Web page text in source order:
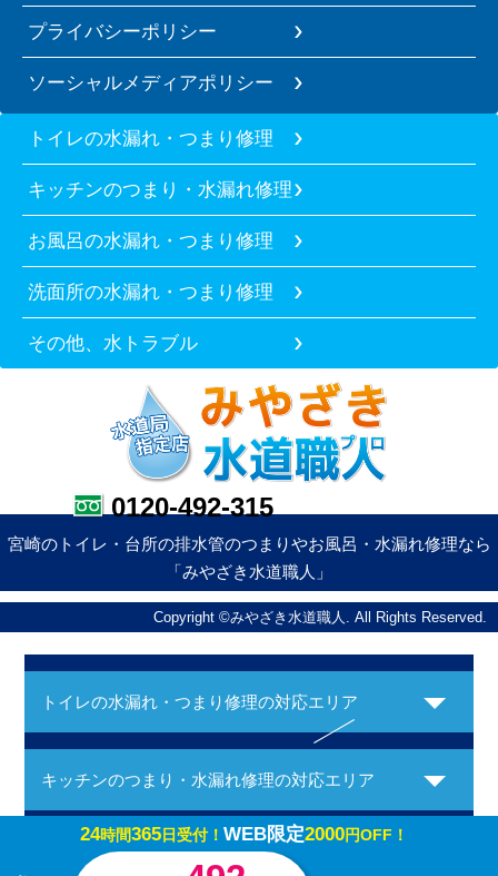
プライバシーポリシー
ソーシャルメディアポリシー
トイレの水漏れ・つまり修理
キッチンのつまり・水漏れ修理
お風呂の水漏れ・つまり修理
洗面所の水漏れ・つまり修理
その他、水トラブル
0120-492-315
宮崎のトイレ・台所の排水管のつまりやお風呂・水漏れ修理なら
「みやざき水道職人」
Copyright ©みやざき水道職人. All Rights Reserved.
トイレの水漏れ・つまり修理の対応エリア
キッチンのつまり・水漏れ修理の対応エリア
お風呂の水漏れ・つまり修理の対応エリア
24時間365日受付！ WEB限定2000円OFF！